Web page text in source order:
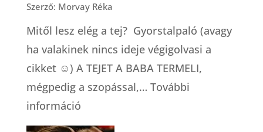
Szerző: Morvay Réka
Mitől lesz elég a tej? Gyorstalpaló (avagy
ha valakinek nincs ideje végigolvasi a
cikket ☺) A TEJET A BABA TERMELI,
mégpedig a szopással,… További
információ:
Mitől